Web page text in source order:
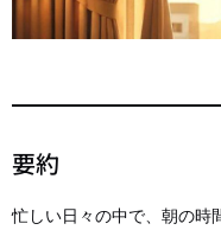
要約
忙しい日々の中で、朝の時